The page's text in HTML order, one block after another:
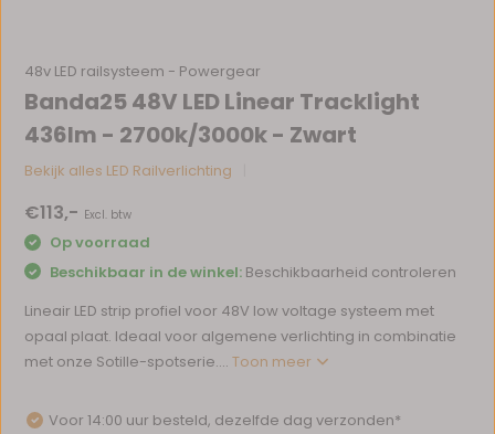
48v LED railsysteem - Powergear
Banda25 48V LED Linear Tracklight
436lm - 2700k/3000k - Zwart
Bekijk alles LED Railverlichting
€113,- Excl. btw
Op voorraad
Beschikbaar in de winkel: Beschikbaarheid controleren
Lineair LED strip profiel voor 48V low voltage systeem met
opaal plaat. Ideaal voor algemene verlichting in combinatie
met onze Sotille-spotserie....Toon meer
Voor 14:00 uur besteld, dezelfde dag verzonden*